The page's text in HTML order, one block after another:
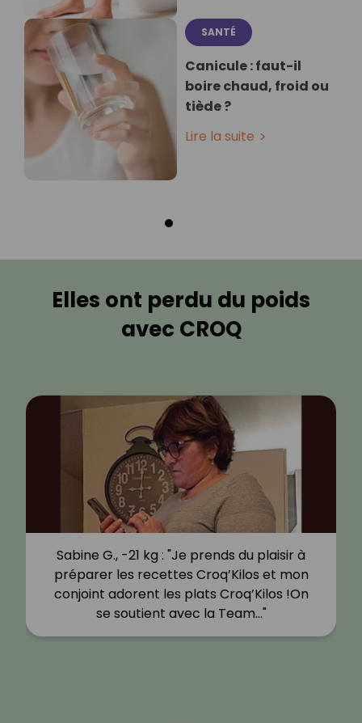
SANTÉ
Canicule : faut-il
boire chaud, froid ou
tiède ?
Lire la suite
Elles ont perdu du poids
avec CROQ
Sabine G., -21 kg : "Je prends du plaisir à
préparer les recettes Croq’Kilos et mon
conjoint adorent les plats Croq’Kilos !On
se soutient avec la Team…"